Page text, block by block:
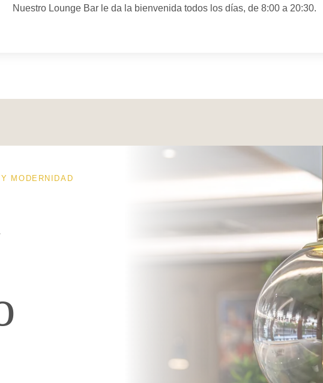
Nuestro Lounge Bar le da la bienvenida todos los días, de 8:00 a 20:30.
MODERNIDAD CONTACTO & ACCESO
- 15 rue Dantan - 92210 Saint-Cloud - Francia
+33 1 41 12 32 00